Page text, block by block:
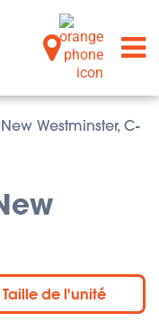
New Westminster, C-
Taille de l'unité